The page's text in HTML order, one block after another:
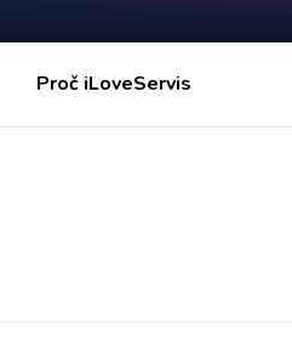
Proč iLoveServis